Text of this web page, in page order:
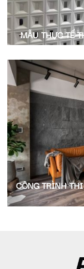
MẪU THỰC TẾ
CÔNG TRÌNH